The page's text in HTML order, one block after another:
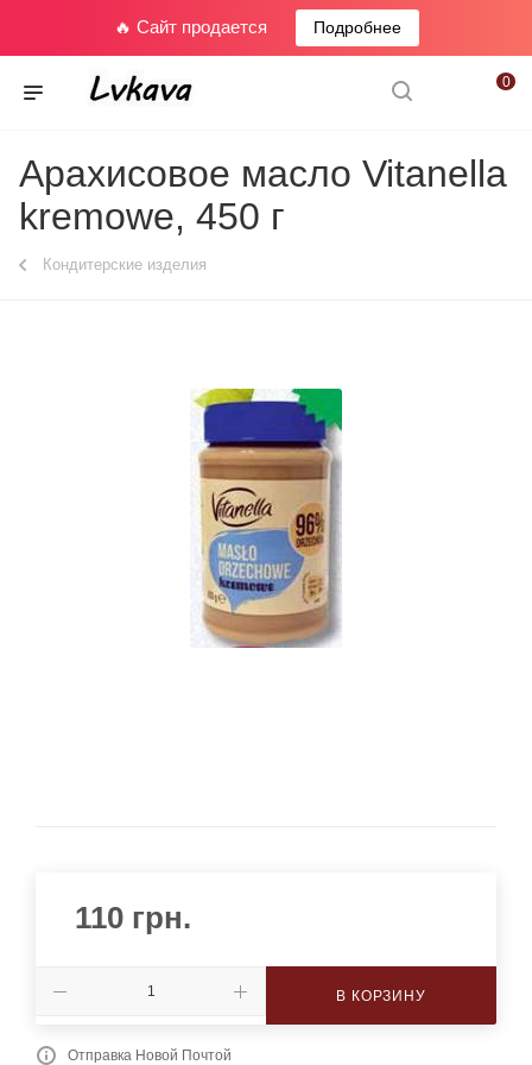
🔥 Сайт продается Подробнее
0
Арахисовое масло Vitanella
kremowe, 450 г
Кондитерские изделия
110 грн.
В КОРЗИНУ
Отправка Новой Почтой